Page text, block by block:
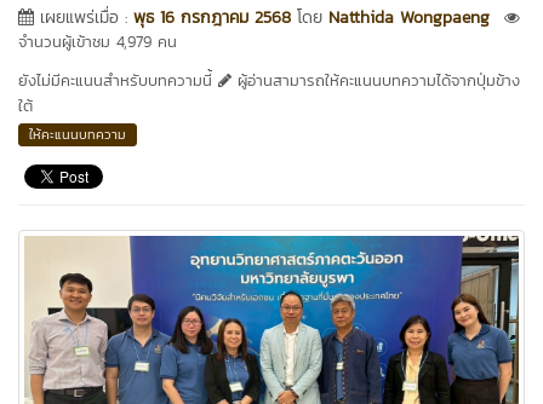
เผยแพร่เมื่อ : พุธ 16 กรกฎาคม 2568 โดย Natthida Wongpaeng
จำนวนผู้เข้าชม 4,979 คน
ยังไม่มีคะแนนสำหรับบทความนี้
ผู้อ่านสามารถให้คะแนนบทความได้จากปุ่มข้าง
ใต้
ให้คะแนนบทความ